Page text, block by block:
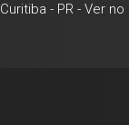
Curitiba - PR- Ver no